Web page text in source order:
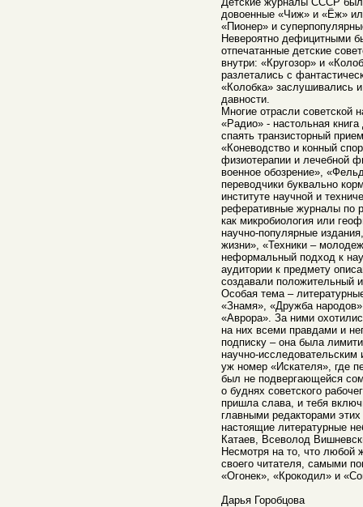
довоенные «Чиж» и «Ёж»
«Пионер» и
Невероятно дефицитными
отпечатанные детские
внутри: «Кругозор» и
разлетались с
«Колобка» заслушивались
давности.
Многие отрасли советской
«Радио» - настольная
спаять транзисторный
«Коневодство и конный
физиотерапии и лечебной
военное обозрение»,
переводчики буквально
институте научной и
реферативные журналы по
как микробиология или
научно-популярные
жизни», «Техники –
неформальный подход к
аудитории к предмету
создавали положительный
Особая тема –
«Знамя», «Дружба
«Аврора». За ними
на них всеми правдами и
подписку – она была
научно-
уж номер «Искателя», где
был не подвергающейся
о буднях советского
пришла слава, и тебя
главными редакторами
настоящие литературные
Катаев, Всеволод
Несмотря на то, что любой
своего читателя, самыми
«Огонек», «Крокодил» и
Дарья Горобцова